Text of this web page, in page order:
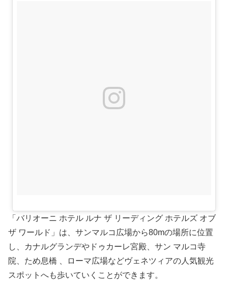
「バリオーニ ホテル ルナ ザ リーディング ホテルズ オブ
ザ ワールド」は、サンマルコ広場から80mの場所に位置
し、カナルグランデやドゥカーレ宮殿、サン マルコ寺
院、ため息橋 、ローマ広場などヴェネツィアの人気観光
スポットへも歩いていくことができます。